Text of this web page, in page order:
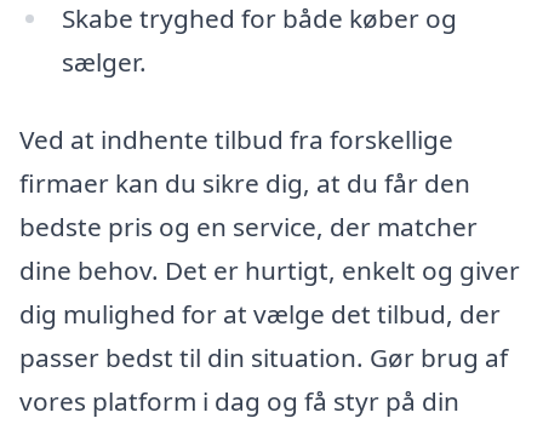
Skabe tryghed for både køber og
sælger.
Ved at indhente tilbud fra forskellige
firmaer kan du sikre dig, at du får den
bedste pris og en service, der matcher
dine behov. Det er hurtigt, enkelt og giver
dig mulighed for at vælge det tilbud, der
passer bedst til din situation. Gør brug af
vores platform i dag og få styr på din